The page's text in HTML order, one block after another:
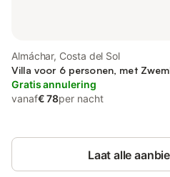
Almáchar, Costa del Sol
Villa voor 6 personen, met
Gratis annulering
vanaf€ 78per nacht
Laat alle